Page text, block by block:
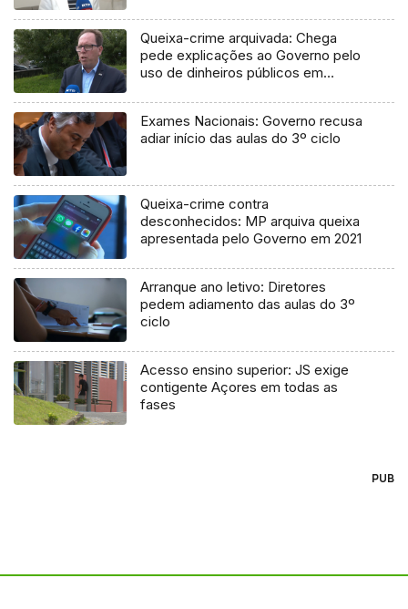
Queixa-crime arquivada: Chega
pede explicações ao Governo pelo
uso de dinheiros públicos em
Exames Nacionais: Governo recusa
adiar início das aulas do 3º ciclo
Queixa-crime contra
desconhecidos: MP arquiva queixa
apresentada pelo Governo em 2021
Arranque ano letivo: Diretores
pedem adiamento das aulas do 3º
ciclo
Acesso ensino superior: JS exige
contigente Açores em todas as
fases
PUB